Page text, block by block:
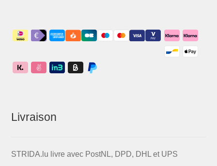
Livraison
STRIDA.lu livre avec PostNL, DPD, DHL et UPS